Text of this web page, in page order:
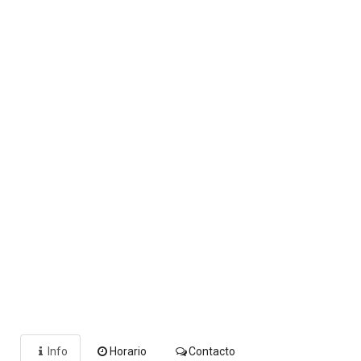
Info Horario Contacto